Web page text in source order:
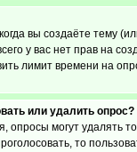
вы создаёте тему
у вас нет прав на
лимит времени на
или удалить опрос?
опросы могут удалять
то